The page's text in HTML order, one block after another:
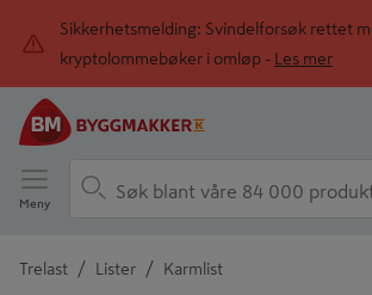
Sikkerhetsmelding: Svindelforsøk rettet
kryptolommebøker i omløp -
Les mer
Meny
Trelast / Lister / Karmlist